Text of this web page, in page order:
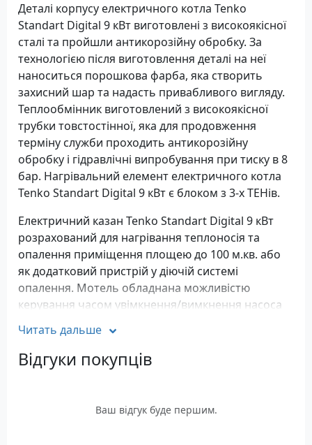
Деталі корпусу електричного котла Tenko
Standart Digital 9 кВт виготовлені з високоякісної
сталі та пройшли антикорозійну обробку. За
технологією після виготовлення деталі на неї
наноситься порошкова фарба, яка створить
захисний шар та надасть привабливого вигляду.
Теплообмінник виготовлений з високоякісної
трубки товстостінної, яка для продовження
терміну служби проходить антикорозійну
обробку і гідравлічні випробування при тиску в 8
бар. Нагрівальний елемент електричного котла
Tenko Standart Digital 9 кВт є блоком з 3-х ТЕНів.
Електричний казан Tenko Standart Digital 9 кВт
розрахований для нагрівання теплоносія та
опалення приміщення площею до 100 м.кв. або
як додатковий пристрій у діючій системі
опалення. Мотель обладнана можливістю
керування часом увімкнення/вимкнення насоса
насосом, захисним модульним контактором,
двома датчиками температури. Ви можете
регулювати температуру в діапазоні 0-90 о С.
Digital 9 кВт розраховувати на потужність 9 кВт і
Читать дальше
Відгуки покупців
Ваш відгук буде першим.